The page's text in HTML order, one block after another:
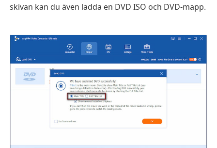
skivan kan du även ladda en DVD ISO och DVD-mapp.